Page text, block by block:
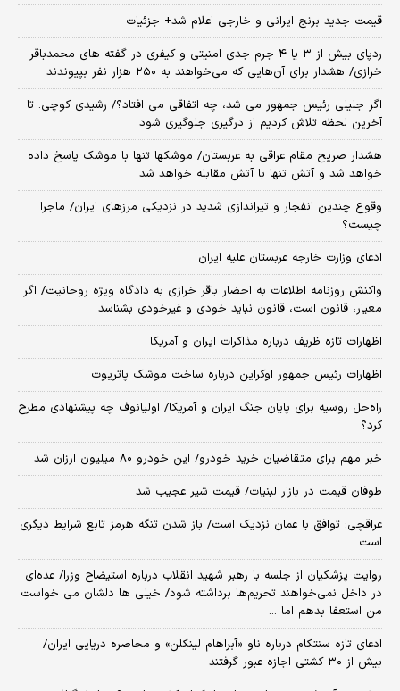
قیمت جدید برنج ایرانی و خارجی اعلام شد+ جزئیات
ردپای بیش از ۳ یا ۴ جرم جدی امنیتی و کیفری در گفته های محمدباقر
خرازی/ هشدار برای آن‌هایی که می‌خواهند به ۲۵۰ هزار نفر بپیوندند
اگر جلیلی رئیس جمهور می شد، چه اتفاقی می افتاد؟/ رشیدی کوچی: تا
آخرین لحظه تلاش کردیم از درگیری جلوگیری شود
هشدار صریح مقام عراقی به عربستان/ موشکها تنها با موشک پاسخ داده
خواهد شد و آتش تنها با آتش مقابله خواهد شد
وقوع چندین انفجار و تیراندازی شدید در نزدیکی مرز‌های ایران/ ماجرا
چیست؟
ادعای وزارت خارجه عربستان علیه ایران
واکنش روزنامه اطلاعات به احضار باقر خرازی به دادگاه ویژه روحانیت/ اگر
معیار، قانون است، قانون نباید خودی و غیرخودی بشناسد
اظهارات تازه ظریف درباره مذاکرات ایران و آمریکا
اظهارات رئیس جمهور اوکراین درباره ساخت موشک پاتریوت
راه‌حل روسیه برای پایان جنگ ایران و آمریکا/ اولیانوف چه پیشنهادی مطرح
کرد؟
خبر مهم برای متقاضیان خرید خودرو/ این خودرو ۸۰ میلیون ارزان شد
طوفان قیمت در بازار لبنیات/ قیمت شیر عجیب شد
عراقچی: توافق با عمان نزدیک است/ باز شدن تنگه هرمز تابع شرایط دیگری
است
روایت پزشکیان از جلسه با رهبر شهید انقلاب درباره استیضاح وزرا/ عده‌ای
در داخل نمی‌خواهند تحریم‌ها برداشته شود/ خیلی ها دلشان می خواست
من استعفا بدهم اما ...
ادعای تازه سنتکام درباره ناو «آبراهام لینکلن» و محاصره دریایی ایران/
بیش از ۳۰ کشتی اجازه عبور گرفتند